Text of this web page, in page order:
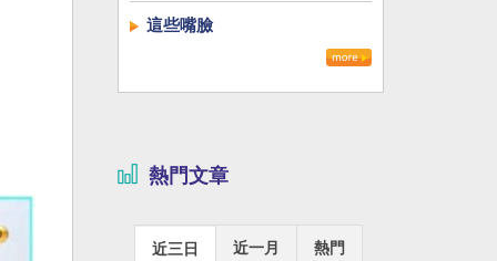
這些嘴臉
熱門文章
近三日 近一月 熱門